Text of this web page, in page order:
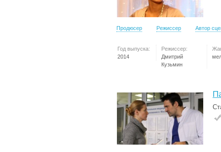
Продюсер Режиссер Автор
Год выпуска:
2014
Режиссер:
Дмитрий
Кузьмин